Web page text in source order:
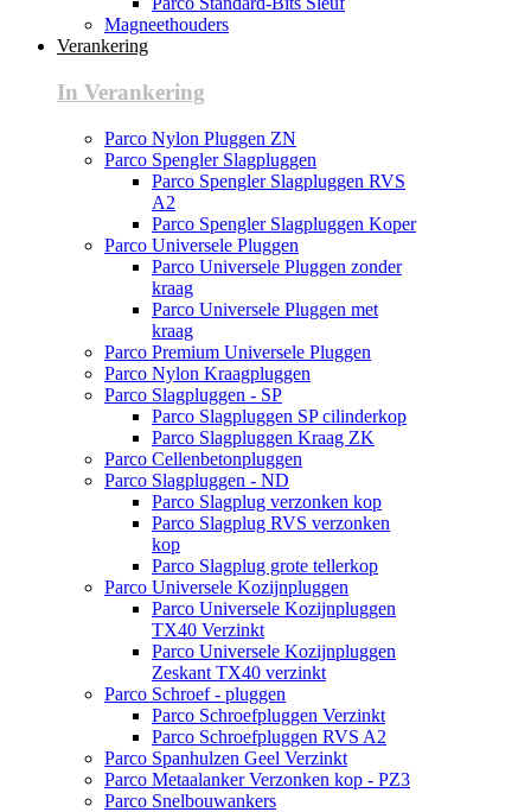
Magneethouders
Verankering
In Verankering
Parco Nylon Pluggen ZN
Parco Spengler Slagpluggen
Parco Spengler Slagpluggen RVS
A2
Parco Spengler Slagpluggen Koper
Parco Universele Pluggen
Parco Universele Pluggen zonder
kraag
Parco Universele Pluggen met
kraag
Parco Premium Universele Pluggen
Parco Nylon Kraagpluggen
Parco Slagpluggen - SP
Parco Slagpluggen SP cilinderkop
Parco Slagpluggen Kraag ZK
Parco Cellenbetonpluggen
Parco Slagpluggen - ND
Parco Slagplug verzonken kop
Parco Slagplug RVS verzonken
kop
Parco Slagplug grote tellerkop
Parco Universele Kozijnpluggen
Parco Universele Kozijnpluggen
TX40 Verzinkt
Parco Universele Kozijnpluggen
Zeskant TX40 verzinkt
Parco Schroef - pluggen
Parco Schroefpluggen Verzinkt
Parco Schroefpluggen RVS A2
Parco Spanhulzen Geel Verzinkt
Parco Metaalanker Verzonken kop - PZ3
Parco Snelbouwankers